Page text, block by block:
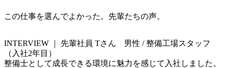
この仕事を選んでよかった。先輩たちの声。
INTERVIEW ｜ 先輩社員 Tさん　男性 / 整備工場スタッフ
（入社2年目）
整備士として成長できる環境に魅力を感じて入社しました。